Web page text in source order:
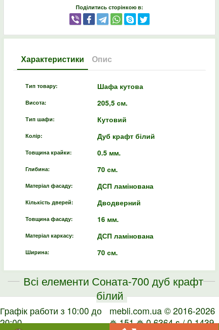
Поділитись сторінкою в:
Характеристики Опис
Тип товару: Шафа кутова
Висота: 205,5 см.
Тип шафи: Кутовий
Колір: Дуб крафт білий
Товщина крайки: 0.5 мм.
Глибина: 70 см.
Матеріал фасаду: ДСП ламінована
Кількість дверей: Дводверний
Товщина фасаду: 16 мм.
Матеріал каркасу: ДСП ламінована
Ширина: 70 см.
Всі елементи Соната-700 дуб крафт
білий
Графік работи з 10:00 до
20:00
mebli.com.ua © 2016-2026
✵ 151 ✵ 0.6364 s / 0.1439